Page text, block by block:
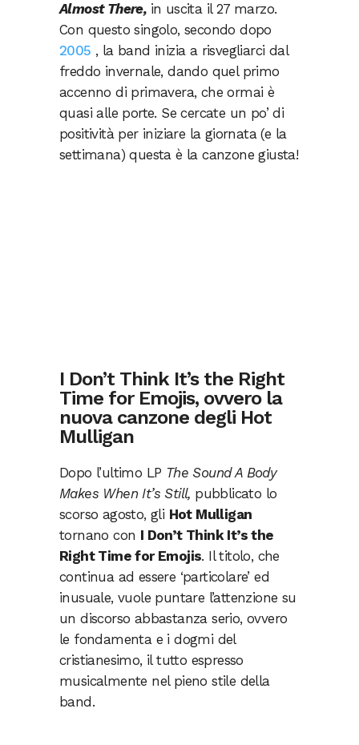
Almost There, in uscita il 27 marzo.
Con questo singolo, secondo dopo
2005 , la band inizia a risvegliarci dal
freddo invernale, dando quel primo
accenno di primavera, che ormai è
quasi alle porte. Se cercate un po’ di
positività per iniziare la giornata (e la
settimana) questa è la canzone giusta!
I Don’t Think It’s the Right
Time for Emojis, ovvero la
nuova canzone degli Hot
Mulligan
Dopo l’ultimo LP The Sound A Body
Makes When It’s Still, pubblicato lo
scorso agosto, gli Hot Mulligan
tornano con I Don’t Think It’s the
Right Time for Emojis. Il titolo, che
continua ad essere ‘particolare’ ed
inusuale, vuole puntare l’attenzione su
un discorso abbastanza serio, ovvero
le fondamenta e i dogmi del
cristianesimo, il tutto espresso
musicalmente nel pieno stile della
band.